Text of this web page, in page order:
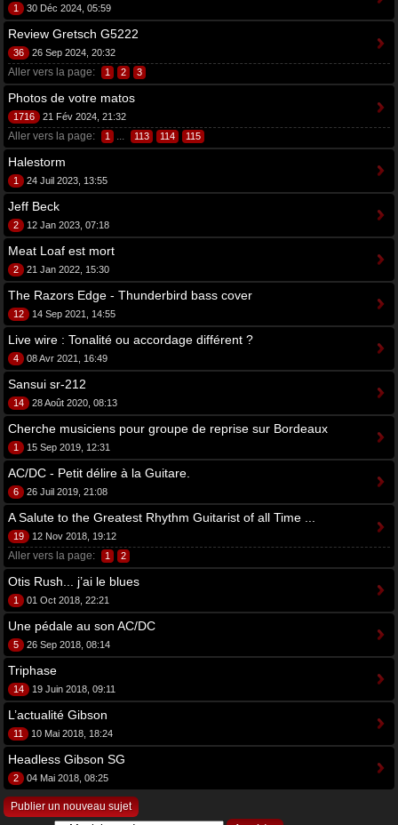
1 30 Déc 2024, 05:59
Review Gretsch G5222
36 26 Sep 2024, 20:32
Aller vers la page: 1 2 3
Photos de votre matos
1716 21 Fév 2024, 21:32
Aller vers la page: 1 ... 113 114 115
Halestorm
1 24 Juil 2023, 13:55
Jeff Beck
2 12 Jan 2023, 07:18
Meat Loaf est mort
2 21 Jan 2022, 15:30
The Razors Edge - Thunderbird bass cover
12 14 Sep 2021, 14:55
Live wire : Tonalité ou accordage différent ?
4 08 Avr 2021, 16:49
Sansui sr-212
14 28 Août 2020, 08:13
Cherche musiciens pour groupe de reprise sur Bordeaux
1 15 Sep 2019, 12:31
AC/DC - Petit délire à la Guitare.
6 26 Juil 2019, 21:08
A Salute to the Greatest Rhythm Guitarist of all Time ...
19 12 Nov 2018, 19:12
Aller vers la page: 1 2
Otis Rush... j’ai le blues
1 01 Oct 2018, 22:21
Une pédale au son AC/DC
5 26 Sep 2018, 08:14
Triphase
14 19 Juin 2018, 09:11
L’actualité Gibson
11 10 Mai 2018, 18:24
Headless Gibson SG
2 04 Mai 2018, 08:25
Publier un nouveau sujet